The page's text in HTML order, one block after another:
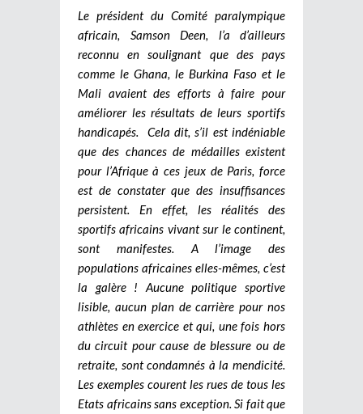
Le président du Comité paralympique
africain, Samson Deen, l’a d’ailleurs
reconnu en soulignant que des pays
comme le Ghana, le Burkina Faso et le
Mali avaient des efforts à faire pour
améliorer les résultats de leurs sportifs
handicapés. Cela dit, s’il est indéniable
que des chances de médailles existent
pour l’Afrique à ces jeux de Paris, force
est de constater que des insuffisances
persistent. En effet, les réalités des
sportifs africains vivant sur le continent,
sont manifestes. A l’image des
populations africaines elles-mêmes, c’est
la galère ! Aucune politique sportive
lisible, aucun plan de carrière pour nos
athlètes en exercice et qui, une fois hors
du circuit pour cause de blessure ou de
retraite, sont condamnés à la mendicité.
Les exemples courent les rues de tous les
Etats africains sans exception. Si fait que